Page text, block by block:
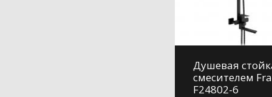
Душевая
смесителем
F24802-6